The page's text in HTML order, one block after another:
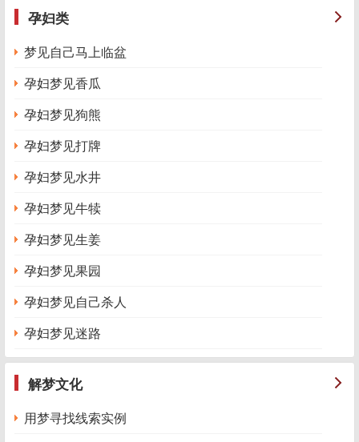
孕妇类
梦见自己马上临盆
孕妇梦见香瓜
孕妇梦见狗熊
孕妇梦见打牌
孕妇梦见水井
孕妇梦见牛犊
孕妇梦见生姜
孕妇梦见果园
孕妇梦见自己杀人
孕妇梦见迷路
解梦文化
用梦寻找线索实例